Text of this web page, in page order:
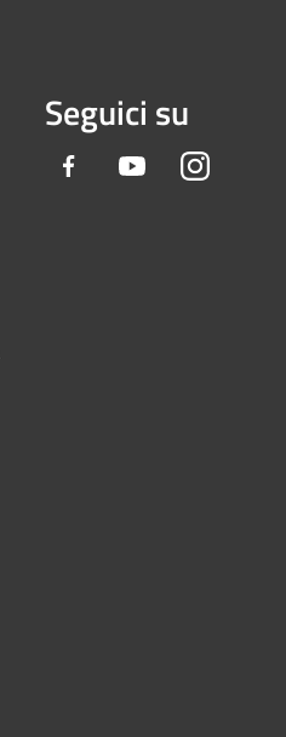
Seguici su
Facebook YoutubeInstagram